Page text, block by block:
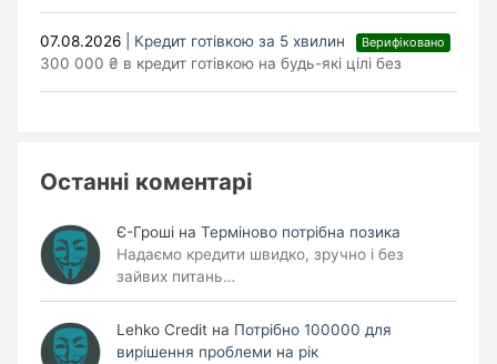
07.08.2026 Кредит готівкою за 5 хвилин Верифіковано
300 000 ₴ в кредит готівкою на будь-які цілі без
Останні коментарі
Є-Гроші на Терміново потрібна позика
Надаємо кредити швидко, зручно і без
зайвих питань…
Lehko Сredit на Потрібно 100000 для
вирішення проблеми на рік